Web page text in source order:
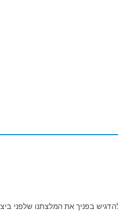
בפניך את המלצתנו שלפני